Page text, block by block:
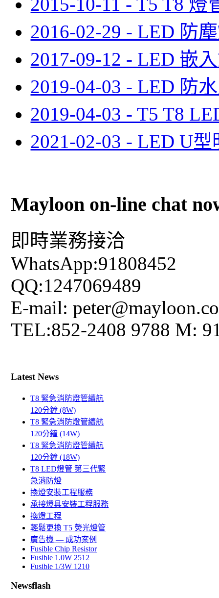
2015-10-11 - T5 T8 燈
2016-02-29 - LED 防
2017-09-12 - LED 嵌
2019-04-03 - LED 防
2019-04-03 - T5 T8
2021-02-03 - LED U
Mayloon on-line chat
即時業務接洽
WhatsApp:91808452
QQ:1247069489
E-mail:
TEL:852-2408 9788 M:
Latest News
T8 緊急消防燈管續航
120分鐘 (8W)
T8 緊急消防燈管續航
120分鐘 (14W)
T8 緊急消防燈管續航
120分鐘 (18W)
T8 LED燈管 第三代緊
急消防燈
換燈安裝工程服務
承接燈具安裝工程服務
換燈工程
輕鬆更換 T5 熒光燈管
廣告機 — 成功案例
Fusible Chip Resistor
Fusible 1.0W 2512
Fusible 1/3W 1210
Newsflash